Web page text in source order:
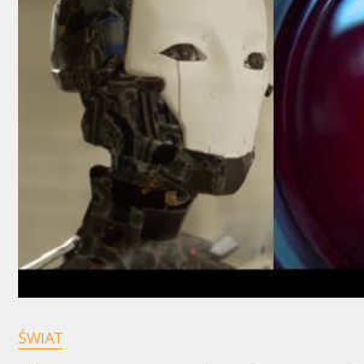
ŚWIAT